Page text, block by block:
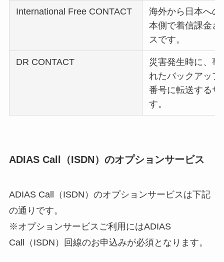
International Free CONTACT
海外から日本への
本側で着信課金さ
スです。
DR CONTACT
災害発生時に、
れたバックアップ
番号に転送するサ
す。
ADIAS Call（ISDN）のオプションサービス
ADIAS Call（ISDN）のオプションサービスは下記
の通りです。
※オプションサービスご利用にはADIAS
Call（ISDN）回線のお申込みが必須となります。